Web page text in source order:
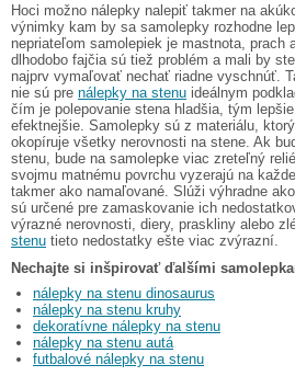
Hoci možno nálepky nalepiť takmer na
výnimky kam by sa samolepky rozhodne
nepriateľom samolepiek je mastnota, prach
dlhodobo fajčia sú tiež problém a mali by
najprv vymaľovať nechať riadne vyschnúť.
nie sú pre nálepky na stenu ideálnym
čím je polepovanie stena hladšia, tým
efektnejšie. Samolepky sú z materiálu,
okopíruje všetky nerovnosti na stene. Ak
stenu, bude na samolepke viac zreteľný
svojmu matnému povrchu vyzerajú na
takmer ako namaľované. Slúži výhradne
sú určené pre zamaskovanie ich
výrazné nerovnosti, diery, praskliny alebo
stenu tieto nedostatky ešte viac zvýrazní.
Nechajte si inšpirovať ďalšími
nálepky na stenu dinosaurus
nálepky na stenu kruhy
dekoratívne nálepky na stenu
nálepky na stenu autá
futbalové nálepky na stenu